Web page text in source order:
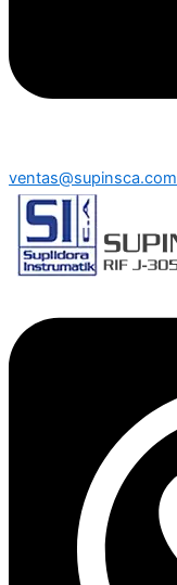
ventas@supinsca.com